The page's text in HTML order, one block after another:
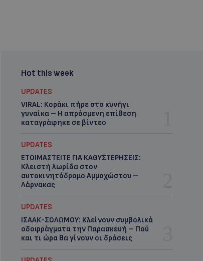
Hot this week
UPDATES
VIRAL: Κοράκι πήρε στο κυνήγι
γυναίκα – Η απρόσμενη επίθεση
καταγράφηκε σε βίντεο
UPDATES
ΕΤΟΙΜΑΣΤΕΙΤΕ ΓΙΑ ΚΑΘΥΣΤΕΡΗΣΕΙΣ:
Κλειστή λωρίδα στον
αυτοκινητόδρομο Αμμοχώστου –
Λάρνακας
UPDATES
ΙΣΑΑΚ-ΣΟΛΩΜΟΥ: Κλείνουν συμβολικά
οδοφράγματα την Παρασκευή – Πού
και τι ώρα θα γίνουν οι δράσεις